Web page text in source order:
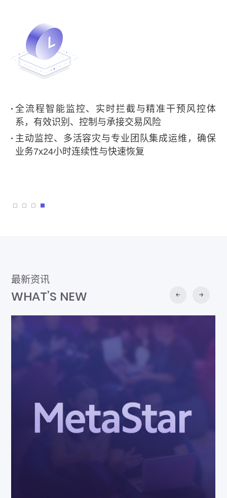
全流程智能监控、实时拦截与精准干预风控体
系，有效识别、控制与承接交易风险
主动监控、多活容灾与专业团队集成运维，确保
业务7x24小时连续性与快速恢复
最新资讯
WHAT’S NEW